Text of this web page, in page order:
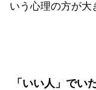
いう心理の方が大
「いい人」でい